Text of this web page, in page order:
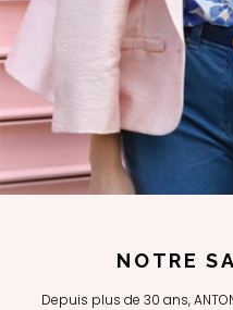
NOTRE
Depuis plus de 30 ans,